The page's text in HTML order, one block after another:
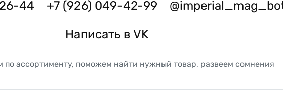
44 +7 (926) 049-42-99
Написать в VK
по ассортименту, поможем найти нужный товар, развеем сомнения